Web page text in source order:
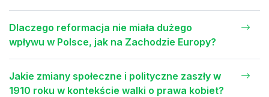
Dlaczego reformacja nie miała dużego
wpływu w Polsce, jak na Zachodzie Europy?
Jakie zmiany społeczne i polityczne zaszły w
1910 roku w kontekście walki o prawa kobiet?